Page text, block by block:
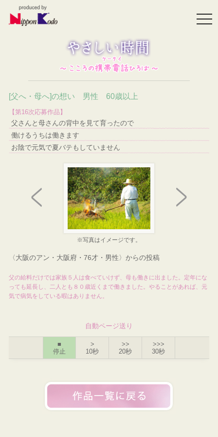
[父へ・母へ]の想い 男性 60歳以上
【第16次応募作品】
父さんと母さんの背中を見て育ったので
働けるうちは働きます
お陰で元気で夏バテもしていません
※写真はイメージです。
〈大阪のアン・大阪府・76才・男性〉からの投稿
父の給料だけでは家族５人は食べていけず、母も働きに出ました。定年にな
っても延長し、二人とも８０歳近くまで働きました。やることがあれば、元
気で病気をしている暇はありません。
自動ページ送り
■
停止
>
10秒
>>
20秒
>>>
30秒